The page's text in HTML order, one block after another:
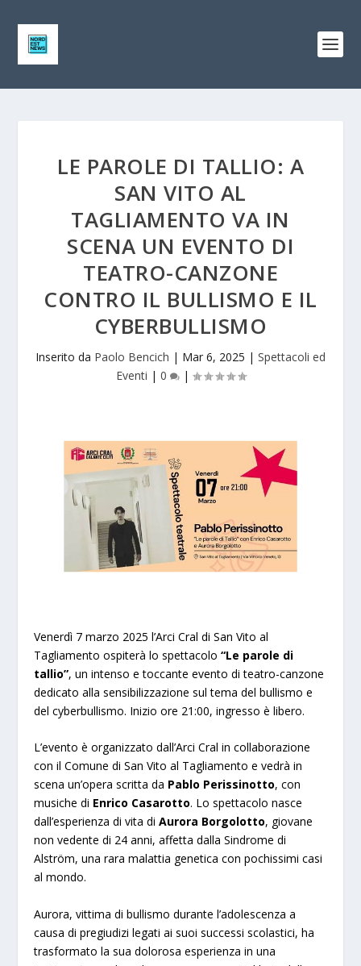
LE PAROLE DI TALLIO: A
SAN VITO AL
TAGLIAMENTO VA IN
SCENA UN EVENTO DI
TEATRO-CANZONE
CONTRO IL BULLISMO E IL
CYBERBULLISMO
Inserito da Paolo Bencich | Mar 6, 2025 | Spettacoli ed
Eventi | 0 |
Venerdì 7 marzo 2025 l’Arci Cral di San Vito al
Tagliamento ospiterà lo spettacolo“Le parole di
tallio”, un intenso e toccante evento di teatro-canzone
dedicato alla sensibilizzazione sul tema del bullismo e
del cyberbullismo. Inizio ore 21:00, ingresso è libero.
L’evento è organizzato dall’Arci Cral in collaborazione
con il Comune di San Vito al Tagliamento e vedrà in
scena un’opera scritta da Pablo Perissinotto, con
musiche di Enrico Casarotto. Lo spettacolo nasce
dall’esperienza di vita diAurora Borgolotto, giovane
non vedente di 24 anni, affetta dalla Sindrome di
Alström, una rara malattia genetica con pochissimi casi
al mondo.
Aurora, vittima di bullismo durante l’adolescenza a
causa di pregiudizi legati ai suoi successi scolastici, ha
trasformato la sua dolorosa esperienza in una